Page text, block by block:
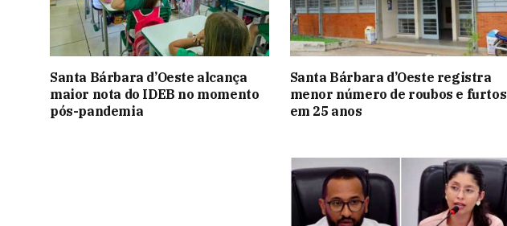
Santa Bárbara d’Oeste alcança
maior nota do IDEB no momento
pós-pandemia
Santa Bárbara d’Oeste registra
menor número de roubos e furtos
em 25 anos